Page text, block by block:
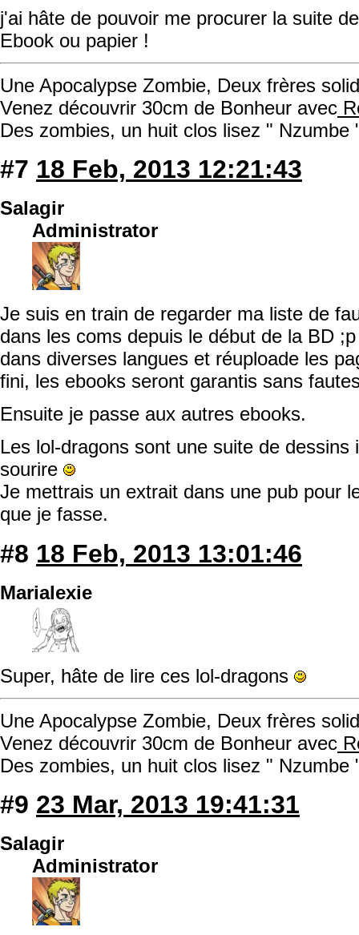
j'ai hâte de pouvoir me procurer la suite
Ebook ou papier !
Une Apocalypse Zombie, Deux frères
Venez découvrir 30cm de Bonheur avec
Des zombies, un huit clos lisez " Nzumbe
#7 18 Feb, 2013 12:21:43
Salagir
Administrator
Je suis en train de regarder ma liste de
dans les coms depuis le début de la BD
dans diverses langues et réuploade les
fini, les ebooks seront garantis sans
Ensuite je passe aux autres ebooks.
Les lol-dragons sont une suite de
sourire
Je mettrais un extrait dans une pub pour
que je fasse.
#8 18 Feb, 2013 13:01:46
Marialexie
Super, hâte de lire ces lol-dragons
Une Apocalypse Zombie, Deux frères
Venez découvrir 30cm de Bonheur avec
Des zombies, un huit clos lisez " Nzumbe
#9 23 Mar, 2013 19:41:31
Salagir
Administrator